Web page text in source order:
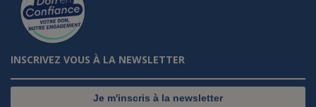
INSCRIVEZ VOUS À LA NEWSLETTER
Je m'inscris à la newsletter